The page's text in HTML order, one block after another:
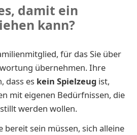
damit ein
kann?
für das Sie über
übernehmen. Ihre
dass es kein Spielzeug ist,
mit eigenen Bedürfnissen, die
werden wollen.
bereit sein müssen, sich alleine